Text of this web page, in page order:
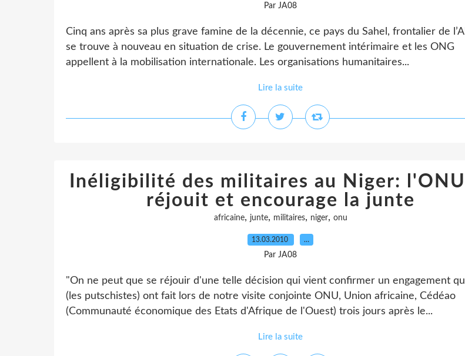
Par JA08
Cinq ans après sa plus grave famine de la décennie, ce pays du Sahel, frontalier de
se trouve à nouveau en situation de crise. Le gouvernement intérimaire et les ONG
appellent à la mobilisation internationale. Les organisations humanitaires...
Lire la suite
Inéligibilité des militaires au Niger:
réjouit et encourage la junte
africaine, junte, militaires, niger, onu
13.03.2010 …
Par JA08
"On ne peut que se réjouir d'une telle décision qui vient confirmer un engagement
(les putschistes) ont fait lors de notre visite conjointe ONU, Union africaine, Cédéao
(Communauté économique des Etats d'Afrique de l'Ouest) trois jours après le...
Lire la suite